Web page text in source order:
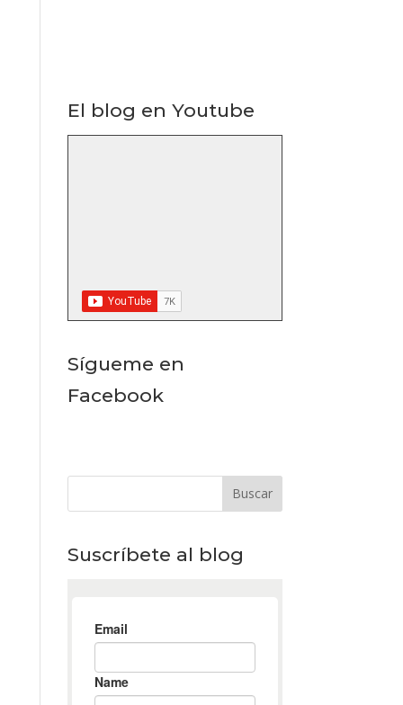
El blog en Youtube
Sígueme en
Facebook
Suscríbete al blog